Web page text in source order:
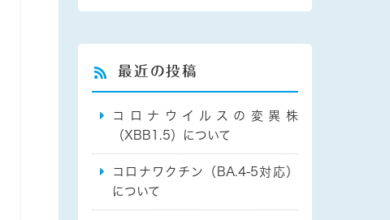
最近の投稿
コロナウイルスの変異株
（XBB1.5）について
コロナワクチン（BA.4-5対応）
について